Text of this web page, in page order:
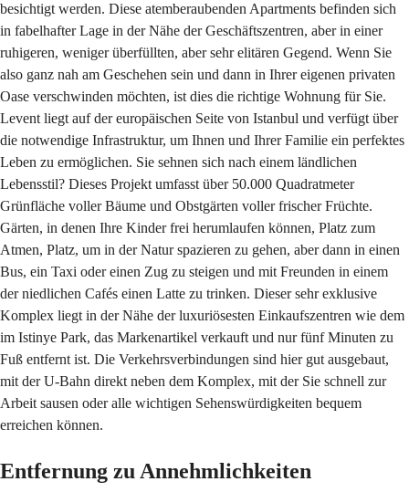
besichtigt werden. Diese atemberaubenden Apartments befinden sich
in fabelhafter Lage in der Nähe der Geschäftszentren, aber in einer
ruhigeren, weniger überfüllten, aber sehr elitären Gegend. Wenn Sie
also ganz nah am Geschehen sein und dann in Ihrer eigenen privaten
Oase verschwinden möchten, ist dies die richtige Wohnung für Sie.
Levent liegt auf der europäischen Seite von Istanbul und verfügt über
die notwendige Infrastruktur, um Ihnen und Ihrer Familie ein perfektes
Leben zu ermöglichen. Sie sehnen sich nach einem ländlichen
Lebensstil? Dieses Projekt umfasst über 50.000 Quadratmeter
Grünfläche voller Bäume und Obstgärten voller frischer Früchte.
Gärten, in denen Ihre Kinder frei herumlaufen können, Platz zum
Atmen, Platz, um in der Natur spazieren zu gehen, aber dann in einen
Bus, ein Taxi oder einen Zug zu steigen und mit Freunden in einem
der niedlichen Cafés einen Latte zu trinken. Dieser sehr exklusive
Komplex liegt in der Nähe der luxuriösesten Einkaufszentren wie dem
im Istinye Park, das Markenartikel verkauft und nur fünf Minuten zu
Fuß entfernt ist. Die Verkehrsverbindungen sind hier gut ausgebaut,
mit der U-Bahn direkt neben dem Komplex, mit der Sie schnell zur
Arbeit sausen oder alle wichtigen Sehenswürdigkeiten bequem
erreichen können.
Entfernung zu Annehmlichkeiten